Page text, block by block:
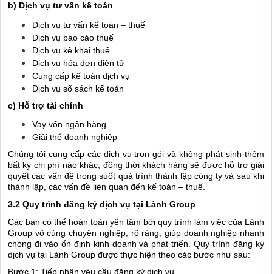
b) Dịch vụ tư vấn kế toán
Dịch vụ tư vấn kế toán – thuế
Dịch vụ báo cáo thuế
Dịch vụ kê khai thuế
Dịch vụ hóa đơn điện tử
Cung cấp kế toán dịch vụ
Dịch vụ sổ sách kế toán
c) Hỗ trợ tài chính
Vay vốn ngân hàng
Giải thể doanh nghiệp
Chúng tôi cung cấp các dịch vụ trọn gói và không phát sinh thêm
bất kỳ chi phí nào khác, đồng thời khách hàng sẽ được hỗ trợ giải
quyết các vấn đề trong suốt quá trình thành lập công ty và sau khi
thành lập, các vấn đề liên quan đến kế toán – thuế.
3.2 Quy trình đăng ký dịch vụ tại Lành Group
Các bạn có thể hoàn toàn yên tâm bởi quy trình làm việc của Lành
Group vô cùng chuyên nghiệp, rõ ràng, giúp doanh nghiệp nhanh
chóng đi vào ổn định kinh doanh và phát triển. Quy trình đăng ký
dịch vụ tại Lành Group được thực hiện theo các bước như sau:
Bước 1: Tiếp nhận yêu cầu đăng ký dịch vụ.